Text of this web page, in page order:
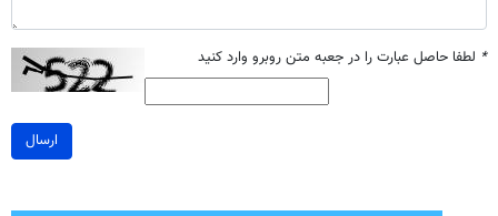
* لطفا حاصل عبارت را در جعبه متن روبرو وارد کنید
ارسال